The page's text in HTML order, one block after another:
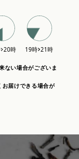
ない場合がございま
お届けできる場合が